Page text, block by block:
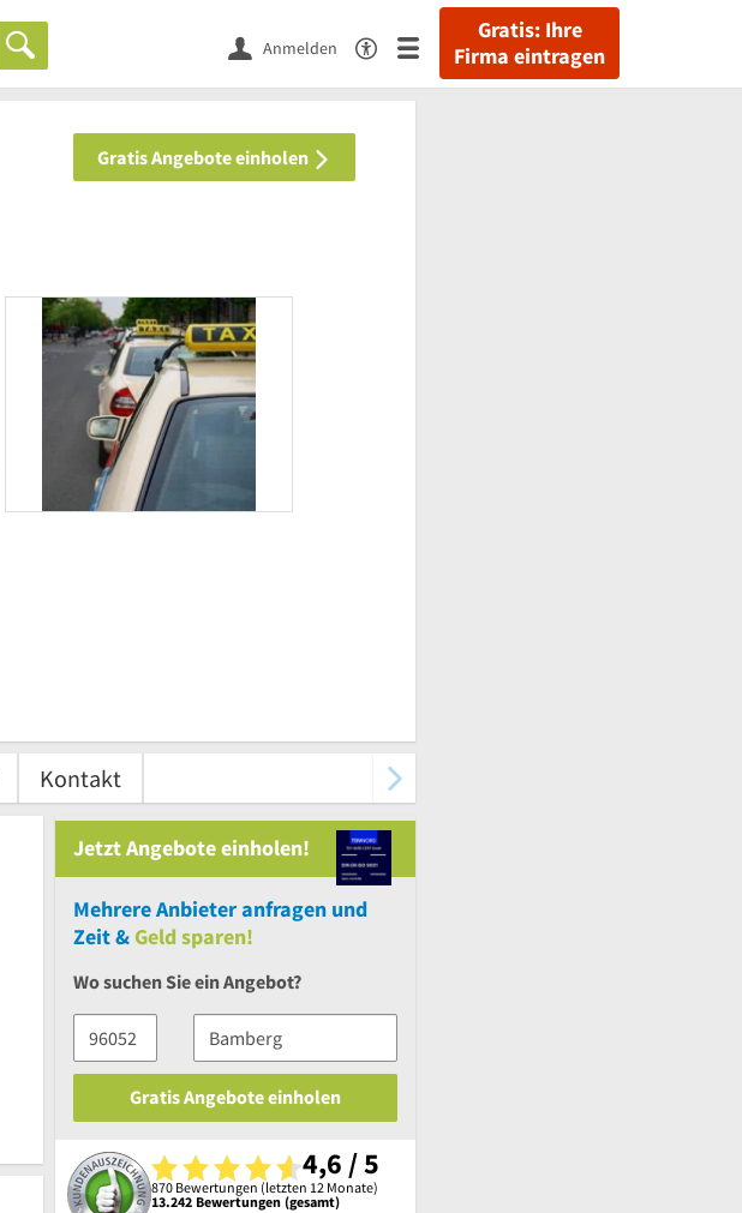
Gratis: Ihre
Firma eintragen
Anmelden
Gratis Angebote einholen
Kontakt
Jetzt Angebote einholen!
MehrereAnbieter anfragen und
Zeit &Geld sparen!
Wo suchen Sie ein Angebot?
Gratis Angebote einholen
4,6 / 5
870 Bewertungen (letzten 12 Monate)
13.242 Bewertungen (gesamt)